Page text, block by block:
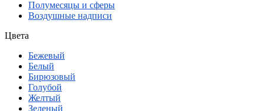
Полумесяцы и сферы
Воздушные надписи
Цвета
Бежевый
Белый
Бирюзовый
Голубой
Желтый
Зеленый